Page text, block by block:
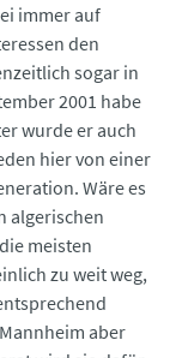
immer auf
den
sogar in
2001 habe
wurde er auch
hier von einer
Wäre es
algerischen
meisten
zu weit weg,
aber